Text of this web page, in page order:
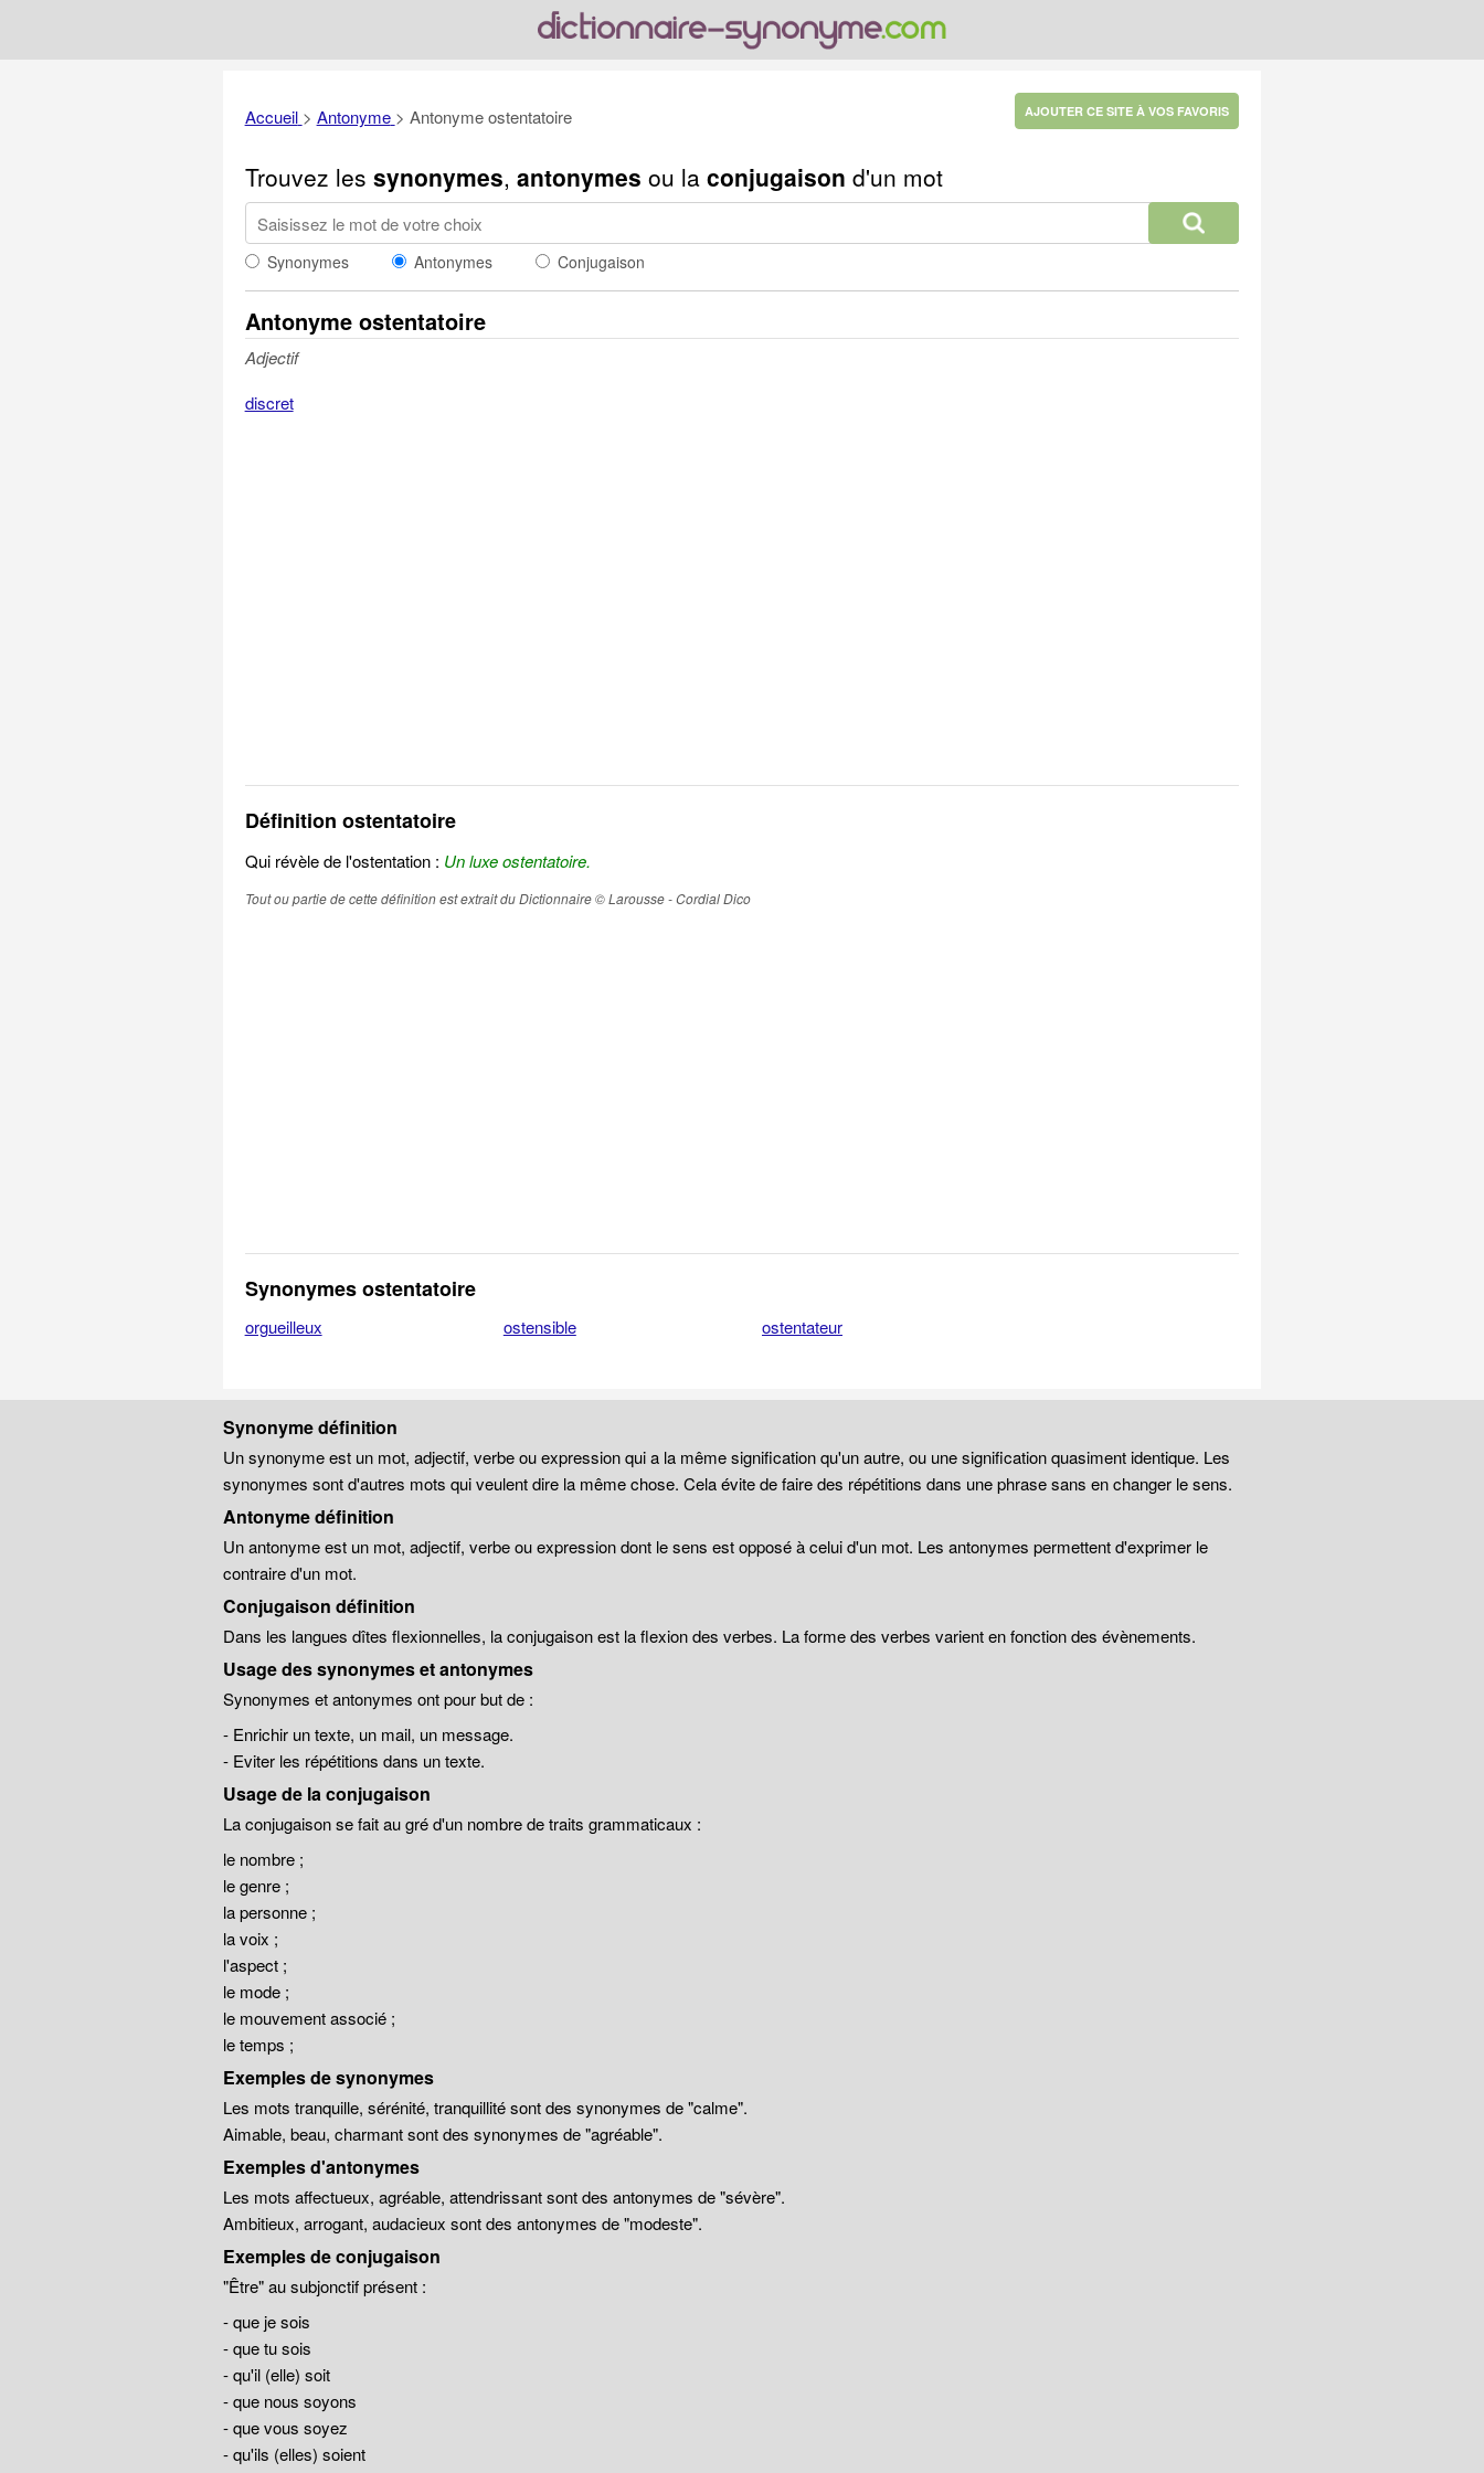
Accueil > Antonyme > Antonyme ostentatoire AJOUTER CE SITE À VOS FAVORIS
Trouvez les synonymes, antonymes ou la conjugaison d'un mot
Synonymes Antonymes Conjugaison
Antonyme ostentatoire
Adjectif
discret
Définition ostentatoire
Qui révèle de l'ostentation : Un luxe ostentatoire.
Tout ou partie de cette définition est extrait du Dictionnaire © Larousse - Cordial Dico
Synonymes ostentatoire
orgueilleux ostensible ostentateur
Synonyme définition
Un synonyme est un mot, adjectif, verbe ou expression qui a la même signification qu'un autre, ou une signification quasiment identique. Les
synonymes sont d'autres mots qui veulent dire la même chose. Cela évite de faire des répétitions dans une phrase sans en changer le sens.
Antonyme définition
Un antonyme est un mot, adjectif, verbe ou expression dont le sens est opposé à celui d'un mot. Les antonymes permettent d'exprimer le
contraire d'un mot.
Conjugaison définition
Dans les langues dîtes flexionnelles, la conjugaison est la flexion des verbes. La forme des verbes varient en fonction des évènements.
Usage des synonymes et antonymes
Synonymes et antonymes ont pour but de :
- Enrichir un texte, un mail, un message.
- Eviter les répétitions dans un texte.
Usage de la conjugaison
La conjugaison se fait au gré d'un nombre de traits grammaticaux :
le nombre ;
le genre ;
la personne ;
la voix ;
l'aspect ;
le mode ;
le mouvement associé ;
le temps ;
Exemples de synonymes
Les mots tranquille, sérénité, tranquillité sont des synonymes de "calme".
Aimable, beau, charmant sont des synonymes de "agréable".
Exemples d'antonymes
Les mots affectueux, agréable, attendrissant sont des antonymes de "sévère".
Ambitieux, arrogant, audacieux sont des antonymes de "modeste".
Exemples de conjugaison
"Être" au subjonctif présent :
- que je sois
- que tu sois
- qu'il (elle) soit
- que nous soyons
- que vous soyez
- qu'ils (elles) soient